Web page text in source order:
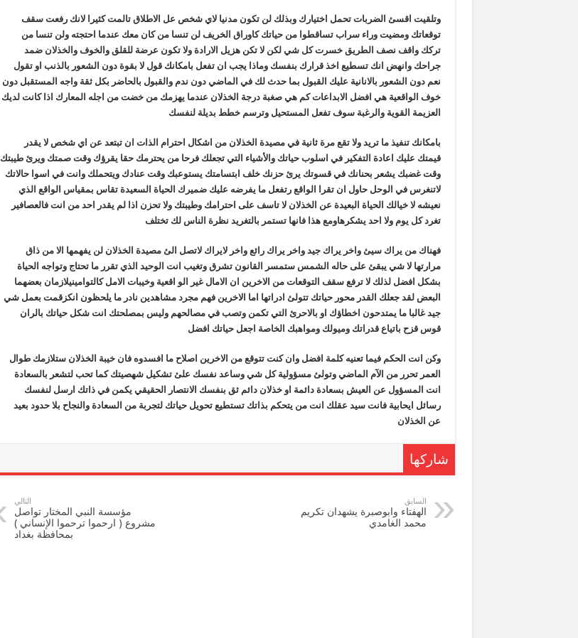
وتلقيت اقسئ الضربات تحمل اختيارك وبذلك لن تكون مدنيا لاي شخص عل الاطلاق تالمت كثيرا لانك رفعت سقف
توقعاتك ومضيت وراء سراب تساقطوا من حياتك كاوراق الخريف لن تنسا من كان معك عندما احتجته ولن تنسا من
تركك واقف نصف الطريق خسرت كل شي لكن لا تكن هزيل الارادة ولا تكون عرضة للقلق والخوف والخذلان ضمد
جراحك وانهض انك تسطيع اخذ قرارك بنفسك وماذا يجب ان تفعل بامكانك قول لا بقوة دون الشعور بالذنب او تقول
نعم دون الشعور بالانانية عليك القبول بما حدث لك في الماضي دون ندم والقبول بالحاضر بكل ثقة واجه المستقبل دون
خوف الواقعية هي افضل الابداعات كم هي صغبة درجة الخذلان عندما يهزمك من خضت من اجله المعارك اذا كانت لديك
العزيمة القوية والرغبة سوف تفعل المستحيل وترسم خطط بديلة لنفسك
بامكانك تنفيذ ما تريد ولا تقع مرة ثانية في مصيدة الخذلان من اشكال احترام الذات ان تبتعد عن اي شخص لا يقدر
قيمتك عليك اعادة التفكير في اسلوب حياتك والأشياء التي تجعلك فرحا من يحترمك حقا يقرؤك وقت صمتك ويرئ طيبتك
وقت غضبك يشعر بحنانك في قسوتك يرئ حزنك خلف ابتسامتك يستوعبك وقت عنادك ويتحملك وانت في اسوا حالاتك
لاتنغرس في الوحل حاول ان تقرا الواقع رتفعل ما يفرضه عليك ضميرك الحياة السعيدة تقاس بمقياس الواقع الذي
نعيشه لا خيالك الحياة البعيدة عن الخذلان لا تاسف على احترامك وطيبتك ولا تحزن اذا لم يقدر احد من انت فالعصافير
تغرد كل يوم ولا احد يشكرهاومع هذا فانها تستمر بالتغريد نظرة الناس لك تختلف
فهناك من يراك سيئ واخر يراك جيد واخر يراك رائع واخر لايراك لاتصل الئ مصيدة الخذلان لن يفهمها الا من ذاق
مرارتها لا شي يبقئ على حاله الشمس ستمسر القانون تشرق وتغيب انت الوحيد الذي تقرر ما تحتاج وتواجه الحياة
بشكل افضل لذلك لا ترفع سقف التوقعات من الاخرين ان الامال غير الو اقعية وخيبات الامل كالتوامينيلازمان بعضهما
البعض لقد جعلك القدر محور حياتك تتولئ ادراتها اما الاخرين فهم مجرد مشاهدين نادر ما يلحظون انكزقمت بعمل شي
جيد غالبا ما يمتدحون اخطاؤك او بالاحرئ التي تكمن وتصب في مصالحهم وليس بمصلحتك انت شكل حياتك بالران
قوس قزح باتياع قدراتك وميولك ومواهبك الخاصة اجعل حياتك افضل
وكن انت الحكم فيما تعنيه كلمة افضل وان كنت تتوقع من الاخرين اصلاح ما افسدوه فان خيبة الخذلان ستلازمك طوال
العمر تحرر من الآم الماضي وتولئ مسؤولية كل شي وساعد نفسك علئ تشكيل شهصيتك كما تحب لتشعر بالسعادة
انت المسؤول عن العيش بسعادة دائمة او خذلان دائم ثق بنفسك الانتصار الحقيقي يكمن في ذاتك ارسل لنفسك
رسائل ايحابية فانت سيد عقلك انت من يتحكم بذاتك تستطيع تحويل حياتك لتجربة من السعادة والنجاح بلا حدود بعيد
عن الخذلان
شاركها
السابق
الهفتاء وابوصبرة يشهدان تكريم
محمد الغامدي
التالي
مؤسسة النبي المختار تواصل
مشروع ( ارحموا ترحموا الإنساني )
بمحافظة بغداد